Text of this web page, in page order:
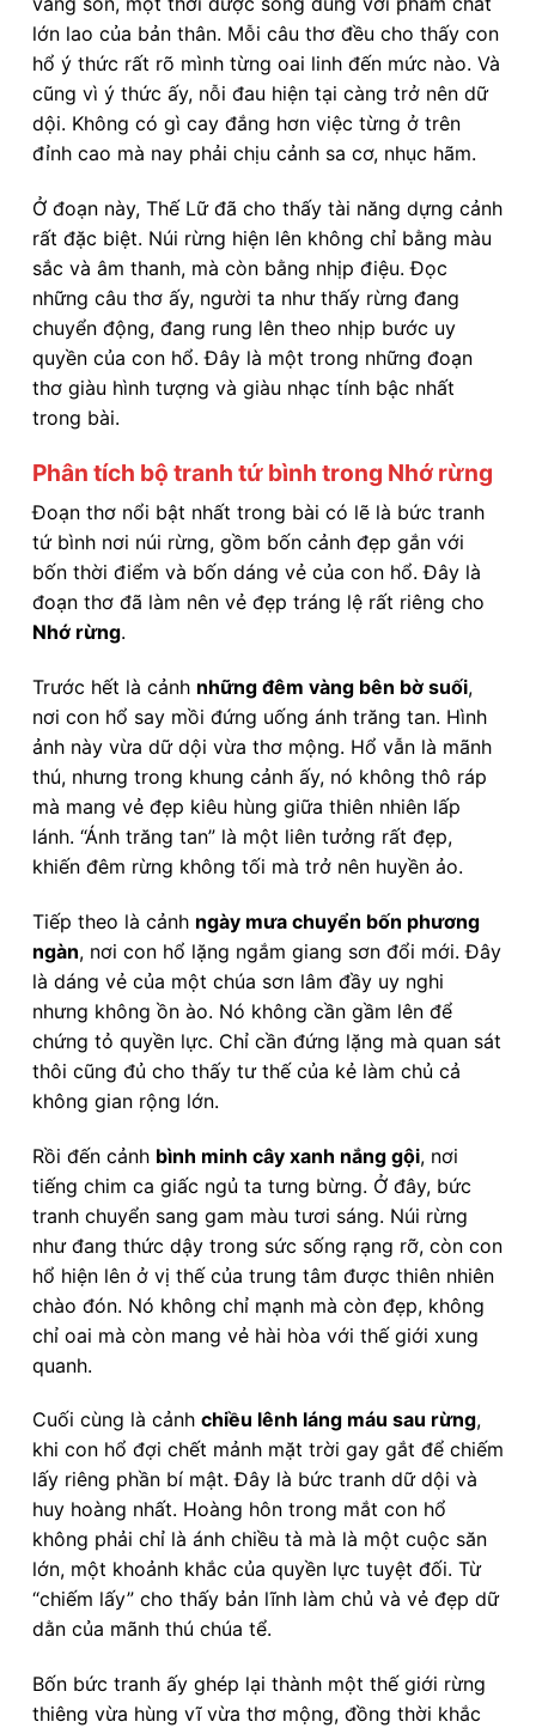
lớn lao của bản thân. Mỗi câu thơ đều cho thấy con
hổ ý thức rất rõ mình từng oai linh đến mức nào. Và
cũng vì ý thức ấy, nỗi đau hiện tại càng trở nên dữ
dội. Không có gì cay đắng hơn việc từng ở trên
đỉnh cao mà nay phải chịu cảnh sa cơ, nhục hãm.
Ở đoạn này, Thế Lữ đã cho thấy tài năng dựng cảnh
rất đặc biệt. Núi rừng hiện lên không chỉ bằng màu
sắc và âm thanh, mà còn bằng nhịp điệu. Đọc
những câu thơ ấy, người ta như thấy rừng đang
chuyển động, đang rung lên theo nhịp bước uy
quyền của con hổ. Đây là một trong những đoạn
thơ giàu hình tượng và giàu nhạc tính bậc nhất
trong bài.
Phân tích bộ tranh tứ bình trong Nhớ rừng
Đoạn thơ nổi bật nhất trong bài có lẽ là bức tranh
tứ bình nơi núi rừng, gồm bốn cảnh đẹp gắn với
bốn thời điểm và bốn dáng vẻ của con hổ. Đây là
đoạn thơ đã làm nên vẻ đẹp tráng lệ rất riêng cho
Nhớ rừng.
Trước hết là cảnh những đêm vàng bên bờ suối,
nơi con hổ say mồi đứng uống ánh trăng tan. Hình
ảnh này vừa dữ dội vừa thơ mộng. Hổ vẫn là mãnh
thú, nhưng trong khung cảnh ấy, nó không thô ráp
mà mang vẻ đẹp kiêu hùng giữa thiên nhiên lấp
lánh. “Ánh trăng tan” là một liên tưởng rất đẹp,
khiến đêm rừng không tối mà trở nên huyền ảo.
Tiếp theo là cảnh ngày mưa chuyển bốn phương
ngàn, nơi con hổ lặng ngắm giang sơn đổi mới. Đây
là dáng vẻ của một chúa sơn lâm đầy uy nghi
nhưng không ồn ào. Nó không cần gầm lên để
chứng tỏ quyền lực. Chỉ cần đứng lặng mà quan sát
thôi cũng đủ cho thấy tư thế của kẻ làm chủ cả
không gian rộng lớn.
Rồi đến cảnh bình minh cây xanh nắng gội, nơi
tiếng chim ca giấc ngủ ta tưng bừng. Ở đây, bức
tranh chuyển sang gam màu tươi sáng. Núi rừng
như đang thức dậy trong sức sống rạng rỡ, còn con
hổ hiện lên ở vị thế của trung tâm được thiên nhiên
chào đón. Nó không chỉ mạnh mà còn đẹp, không
chỉ oai mà còn mang vẻ hài hòa với thế giới xung
quanh.
Cuối cùng là cảnh chiều lênh láng máu sau rừng,
khi con hổ đợi chết mảnh mặt trời gay gắt để chiếm
lấy riêng phần bí mật. Đây là bức tranh dữ dội và
huy hoàng nhất. Hoàng hôn trong mắt con hổ
không phải chỉ là ánh chiều tà mà là một cuộc săn
lớn, một khoảnh khắc của quyền lực tuyệt đối. Từ
“chiếm lấy” cho thấy bản lĩnh làm chủ và vẻ đẹp dữ
dằn của mãnh thú chúa tể.
Bốn bức tranh ấy ghép lại thành một thế giới rừng
thiêng vừa hùng vĩ vừa thơ mộng, đồng thời khắc